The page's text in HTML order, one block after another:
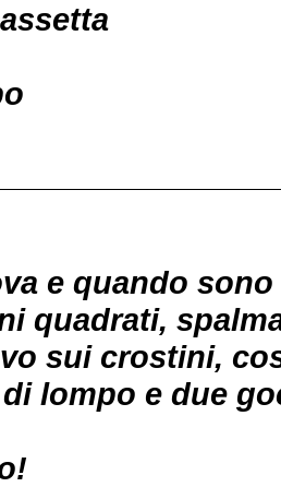
e quando
quadrati,
sui crostini,
lompo e due